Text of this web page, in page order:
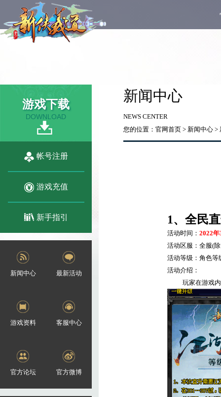
游戏下载
DOWNLOAD
帐号注册
游戏充值
新手指引
新闻中心 最新活动
游戏资料 客服中心
官方论坛 官方微博
新闻中心
NEWS CENTER
您的位置： 官网首页 > 新闻中心 >
1、全民
活动时间： 2022年
活动区服：全服(
活动等级：角色等
活动介绍：
玩家在游戏